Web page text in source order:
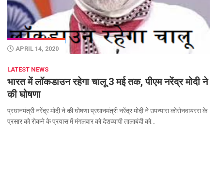
APRIL 14, 2020
LATEST NEWS
भारत में लॉकडाउन रहेगा चालू 3 मई तक, पीएम नरेंद्र मोदी ने
की घोषणा
प्रधानमंत्री नरेंद्र मोदी ने की घोषणा प्रधानमंत्री नरेंद्र मोदी ने उपन्यास कोरोनवायरस के
प्रसार को रोकने के प्रयास में मंगलवार को देशव्यापी तालाबंदी को...